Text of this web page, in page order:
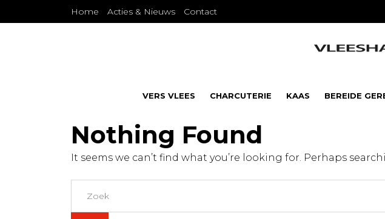
to
Home Acties & Nieuws Contact
VERS VLEES CHARCUTERIE KAAS BEREIDE
Nothing Found
It seems we can’t find what you’re looking for. Perhaps